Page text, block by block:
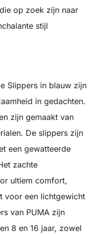
op zoek zijn naar
stijl
Slippers in blauw zijn
in gedachten.
zijn gemaakt van
De slippers zijn
een gewatteerde
zachte
ultiem comfort,
voor een lichtgewicht
van PUMA zijn
8 en 16 jaar, zowel